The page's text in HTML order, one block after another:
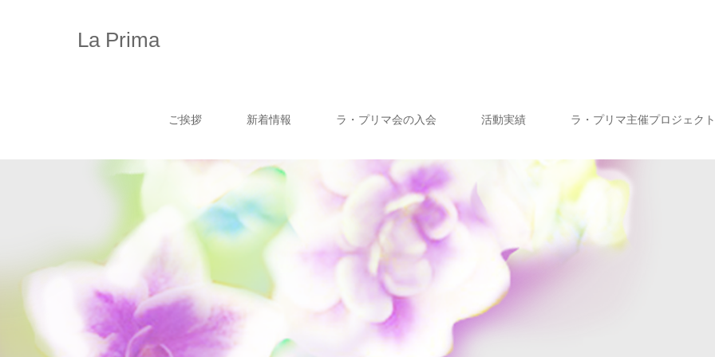
La Prima
ご挨拶 新着情報 ラ・プリマ会の入会 活動実績 ラ・プリマ主催プロジェクト